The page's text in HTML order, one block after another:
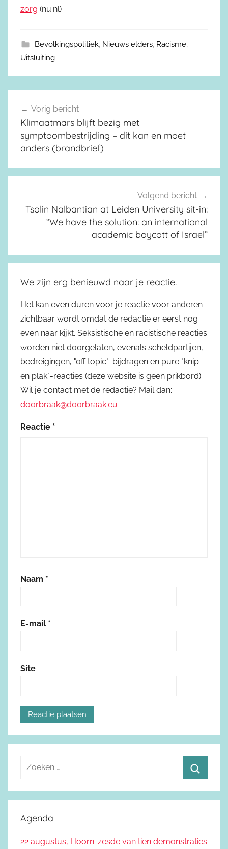
zorg (nu.nl)
Bevolkingspolitiek, Nieuws elders, Racisme,
Uitsluiting
Berichtnavigatie
Vorig bericht
Klimaatmars blijft bezig met
symptoombestrijding – dit kan en moet
anders (brandbrief)
Volgend bericht
Tsolin Nalbantian at Leiden University sit-in:
“We have the solution: an international
academic boycott of Israel”
We zijn erg benieuwd naar je reactie.
Het kan even duren voor je reactie voor anderen
zichtbaar wordt omdat de redactie er eerst nog
even naar kijkt. Seksistische en racistische reacties
worden niet doorgelaten, evenals scheldpartijen,
bedreigingen, "off topic"-bijdragen en pure "knip
en plak"-reacties (deze website is geen prikbord).
Wil je contact met de redactie? Mail dan:
doorbraak@doorbraak.eu
Reactie *
Naam *
E-mail *
Site
e
e
n
o
e
Agenda
22 augustus, Hoorn: zesde van tien demonstraties